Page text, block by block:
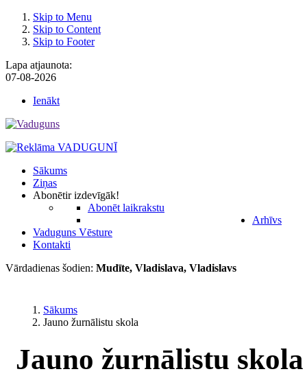
Skip to Menu
Skip to Content
Skip to Footer
Lapa atjaunota:
07-08-2026
Ienākt
Sākums
Ziņas
Abonētir izdevīgāk!
Abonēt laikrakstu
Arhīvs
Vaduguns Vēsture
Kontakti
Vārdadienas šodien: Mudīte, Vladislava, Vladislavs
Sākums
Jauno žurnālistu skola
Jauno žurnālistu skola